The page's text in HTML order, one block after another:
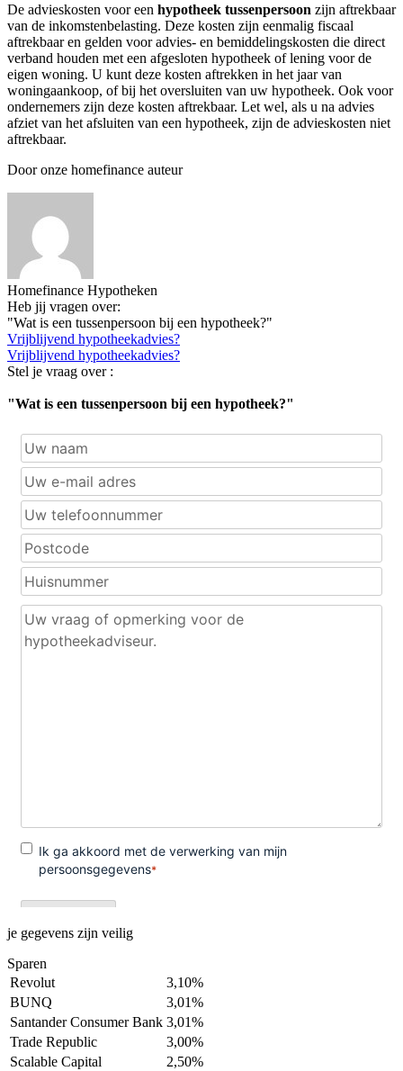
De advieskosten voor een hypotheek tussenpersoon zijn aftrekbaar
van de inkomstenbelasting. Deze kosten zijn eenmalig fiscaal
aftrekbaar en gelden voor advies- en bemiddelingskosten die direct
verband houden met een afgesloten hypotheek of lening voor de
eigen woning. U kunt deze kosten aftrekken in het jaar van
woningaankoop, of bij het oversluiten van uw hypotheek. Ook voor
ondernemers zijn deze kosten aftrekbaar. Let wel, als u na advies
afziet van het afsluiten van een hypotheek, zijn de advieskosten niet
aftrekbaar.
Door onze homefinance auteur
Homefinance Hypotheken
Heb jij vragen over:
"Wat is een tussenpersoon bij een hypotheek?"
Vrijblijvend hypotheekadvies?
Vrijblijvend hypotheekadvies?
Stel je vraag over :
"Wat is een tussenpersoon bij een hypotheek?"
je gegevens zijn veilig
Sparen
Revolut
3,10%
BUNQ
3,01%
Santander Consumer Bank 3,01%
Trade Republic
3,00%
Scalable Capital
2,50%